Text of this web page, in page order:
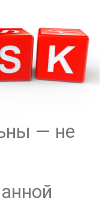
— не